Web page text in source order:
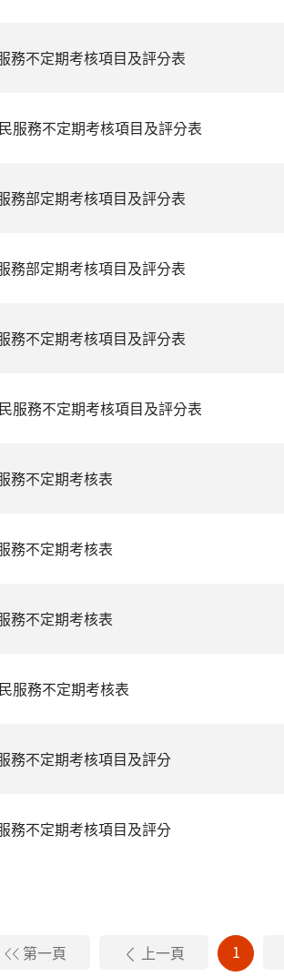
務不定期考核項目及評分表
服務不定期考核項目及評分表
務部定期考核項目及評分表
務部定期考核項目及評分表
務不定期考核項目及評分表
服務不定期考核項目及評分表
務不定期考核表
務不定期考核表
務不定期考核表
服務不定期考核表
務不定期考核項目及評分
務不定期考核項目及評分
第一頁 上一頁 1